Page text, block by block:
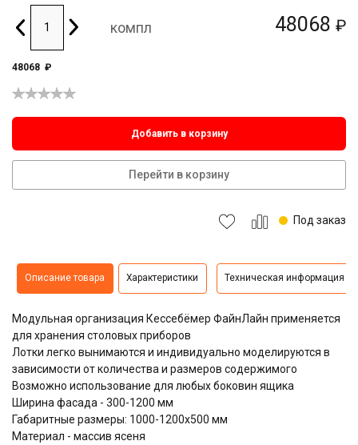
48068 ₽
компл
48068 ₽
Добавить в корзину
Перейти в корзину
Под заказ
Описание товара Характеристики Техническая информация
Модульная организация Кессебёмер ФайнЛайн применяется
для хранения столовых приборов
Лотки легко вынимаются и индивидуально моделируются в
зависимости от количества и размеров содержимого
Возможно использование для любых боковин ящика
Ширина фасада - 300-1200 мм
Габаритные размеры: 1000-1200х500 мм
Материал - массив ясеня